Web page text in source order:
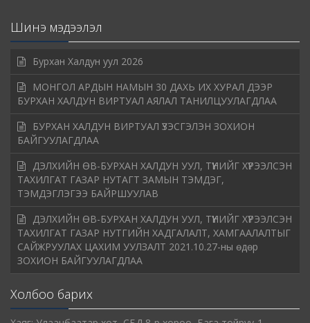
Шинэ мэдээлэл
Бурхан Халдун уул 2026
МОНГОЛ АРДЫН НАМЫН 30 ДАХЬ ИХ ХУРАЛ ДЭЭР
БУРХАН ХАЛДУН ВИРТУАЛ АЯЛАЛ ТАНИЛЦУУЛАГДЛАА
БУРХАН ХАЛДУН ВИРТУАЛ ҮЗЭСГЭЛЭН ЗОХИОН
БАЙГУУЛАГДЛАА
ДЭЛХИЙН ӨВ-БУРХАН ХАЛДУН УУЛ, ТҮҮНИЙГ ХҮРЭЭЛСЭН
ТАХИЛГАТ ГАЗАР НУТАГТ ЗАМЫН ТЭМДЭГ,
ТЭМДЭГЛЭГЭЭ БАЙРШУУЛАВ
ДЭЛХИЙН ӨВ-БУРХАН ХАЛДУН УУЛ, ТҮҮНИЙГ ХҮРЭЭЛСЭН
ТАХИЛГАТ ГАЗАР НУТГИЙН ХАДГАЛАЛТ, ХАМГААЛАЛТЫГ
САЙЖРУУЛАХ ЦАХИМ УУЛЗАЛТ 2021.10.27-ны өдөр
ЗОХИОН БАЙГУУЛАГДЛАА
Холбоо барих